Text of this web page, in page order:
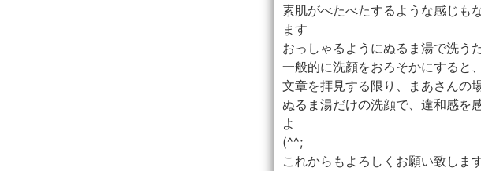
素肌がべたべたするような感じも
ます
おっしゃるようにぬるま湯で洗う
一般的に洗顔をおろそかにすると
文章を拝見する限り、まあさんの
ぬるま湯だけの洗顔で、違和感を
よ
(^^;
これからもよろしくお願い致しま